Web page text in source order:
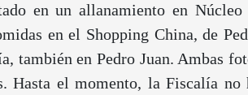
en un allanamiento en Núcleo
en el Shopping China, de
también en Pedro Juan. Ambas
Hasta el momento, la Fiscalía no